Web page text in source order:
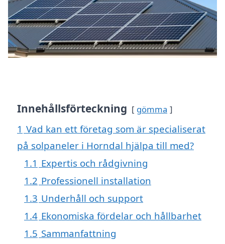
Innehållsförteckning gömma
1 Vad kan ett företag som är specialiserat
på solpaneler i Horndal hjälpa till med?
1.1 Expertis och rådgivning
1.2 Professionell installation
1.3 Underhåll och support
1.4 Ekonomiska fördelar och hållbarhet
1.5 Sammanfattning